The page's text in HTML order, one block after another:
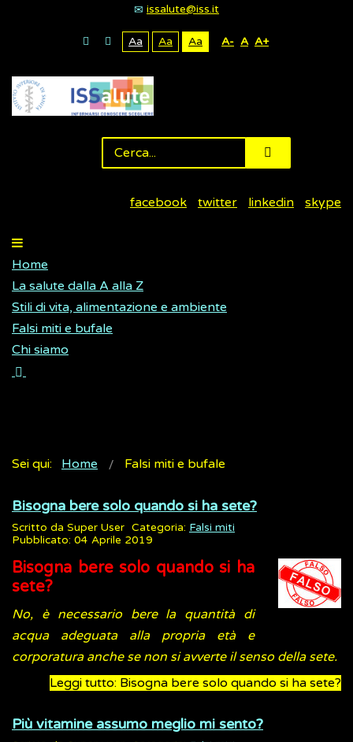
issalute@iss.it
Aa Aa Aa A- A A+
facebook twitter linkedin skype
Home
La salute dalla A alla Z
Stili di vita, alimentazione e ambiente
Falsi miti e bufale
Chi siamo
Sei qui: Home Falsi miti e bufale
Bisogna bere solo quando si ha sete?
Scritto da Super User Categoria: Falsi miti
Pubblicato: 04 Aprile 2019
Bisogna bere solo quando si ha
sete?
No, è necessario bere la quantità di
acqua adeguata alla propria età e
corporatura anche se non si avverte il senso della sete.
Leggi tutto: Bisogna bere solo quando si ha sete?
Più vitamine assumo meglio mi sento?